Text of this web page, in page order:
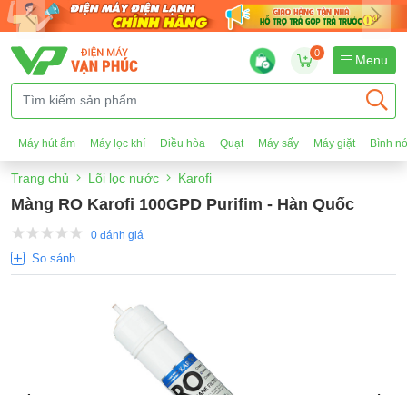
0
Menu
Máy hút ẩm Máy lọc khí Điều hòa Quạt Máy sấy Máy giặt Bình
Trang chủ Lõi lọc nước Karofi
Màng RO Karofi 100GPD Purifim - Hàn Quốc
0 đánh giá
So sánh